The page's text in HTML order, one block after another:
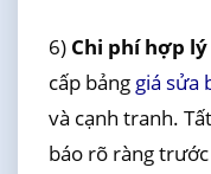
6) Chi phí hợp
cấp bảng giá sửa
và cạnh tranh.
báo rõ ràng